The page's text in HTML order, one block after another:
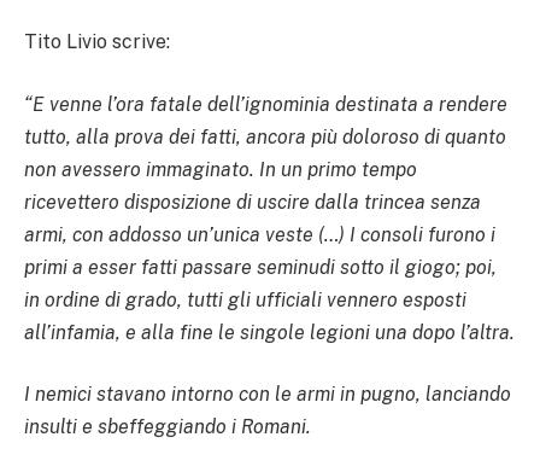
Tito Livio scrive:
“E venne l’ora fatale dell’ignominia destinata a rendere
tutto, alla prova dei fatti, ancora più doloroso di quanto
non avessero immaginato. In un primo tempo
ricevettero disposizione di uscire dalla trincea senza
armi, con addosso un’unica veste (…) I consoli furono i
primi a esser fatti passare seminudi sotto il giogo; poi,
in ordine di grado, tutti gli ufficiali vennero esposti
all’infamia, e alla fine le singole legioni una dopo l’altra.
I nemici stavano intorno con le armi in pugno, lanciando
insulti e sbeffeggiando i Romani.